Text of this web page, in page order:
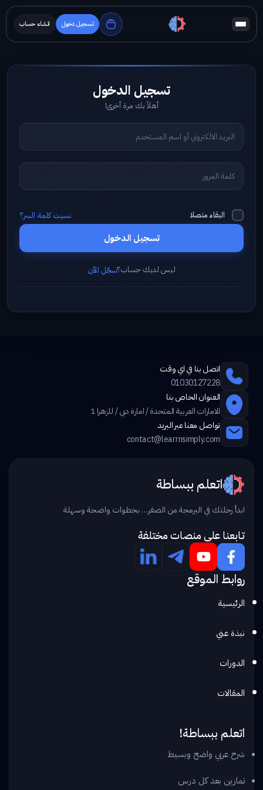
تسجيل دخول انشاء حساب
أهلاً بك مرة أخرى!
البقاء متصلا نسيت كلمة السر؟
تسجيل الدخول
ليس لديك حساب؟سجّل الآن
اتصل بنا في اي وقت
01030127228
العنوان الخاص بنا
الامارات العربية المتحدة / امارة دبي / للزهرا 1
تواصل معنا عبر البريد
contact@learrnsimply.com
اتعلم ببساطة
ابدأ رحلتك في البرمجة من الصفر… بخطوات واضحة وسهلة
تابعنا علي منصات مختلفة
روابط الموقع
الرئيسية
نبذة عني
الدورات
المقالات
اتعلم ببساطة!
شرح عربي واضح وبسيط
تمارين بعد كل درس